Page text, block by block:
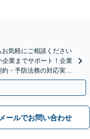
お気軽にご相談ください
企業までサポート！企業
・予防法務の対応実績
室】
メールでお問い合わせ